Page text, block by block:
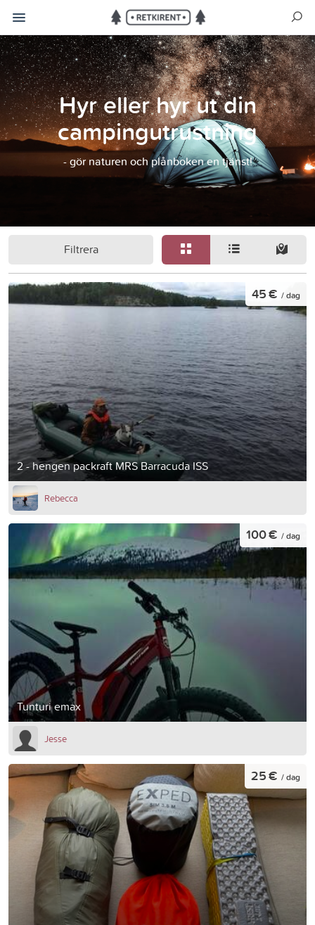
Hyr eller hyr ut din
campingutrustning
- gör naturen och plånboken en tjänst!
Filtrera
2 - hengen packraft MRS Barracuda ISS
45 € / dag
Rebecca
Tunturi emax
100 € / dag
Jesse
25 € / dag